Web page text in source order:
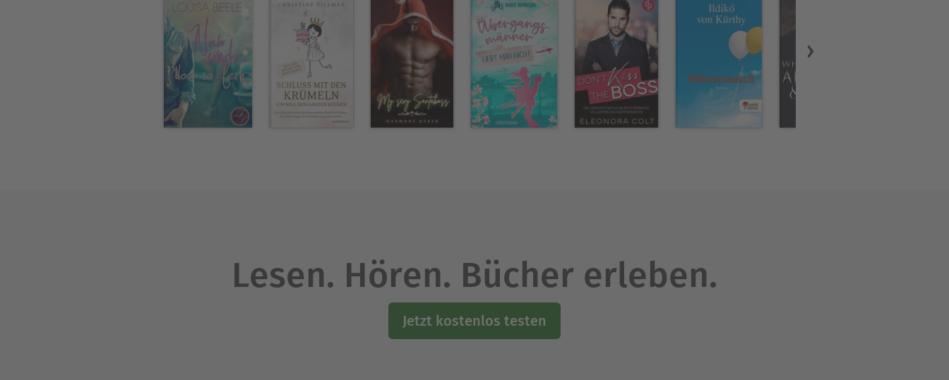
Louisa hat zahlreiche Einzelbände und mehrere Reihen geschrieben, wie die „Forrest Plaza“-Reihe, in der
es um die Schicksale mehrerer Geschwister geht, oder die „Touch of Darkness“-Reihe – eine düstere, aber
auch leidenschaftliche Trilogie. Zuletzt verfasste Louisa die „Magnolia Springs“-Reihe – Cowboy Romance
zum Verlieben. Man möchte sofort in den kleinen verschlafenen Ort in Georgia reisen, an dem die vier
Jungs zu Hause sind, und dort vielleicht sein Herz verlieren.
Lesen. Hören. Bücher erleben.
Jetzt kostenlos testen